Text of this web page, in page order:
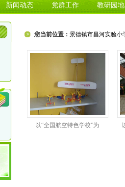
新闻动态 党群工作 教研园地
您当前位置： 景德镇市昌河实验小
以“全国航空特色学校”为